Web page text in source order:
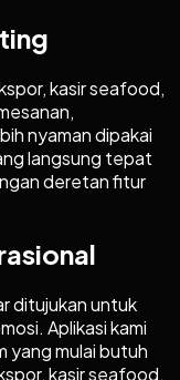
kasir seafood,
nyaman dipakai
langsung tepat
deretan fitur
ditujukan untuk
Aplikasi kami
yang mulai butuh
kasir seafood,